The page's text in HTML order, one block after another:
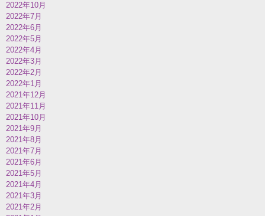
2022年10月
2022年7月
2022年6月
2022年5月
2022年4月
2022年3月
2022年2月
2022年1月
2021年12月
2021年11月
2021年10月
2021年9月
2021年8月
2021年7月
2021年6月
2021年5月
2021年4月
2021年3月
2021年2月